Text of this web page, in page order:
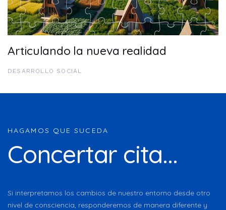
Articulando la nueva realidad
DESARROLLO SOCIAL
HAGAMOS QUE SUCEDA
Concertar cita...
Si interpretamos los cambios de nuestro entorno desde otro
nivel de consciencia, responderemos de manera diferente y